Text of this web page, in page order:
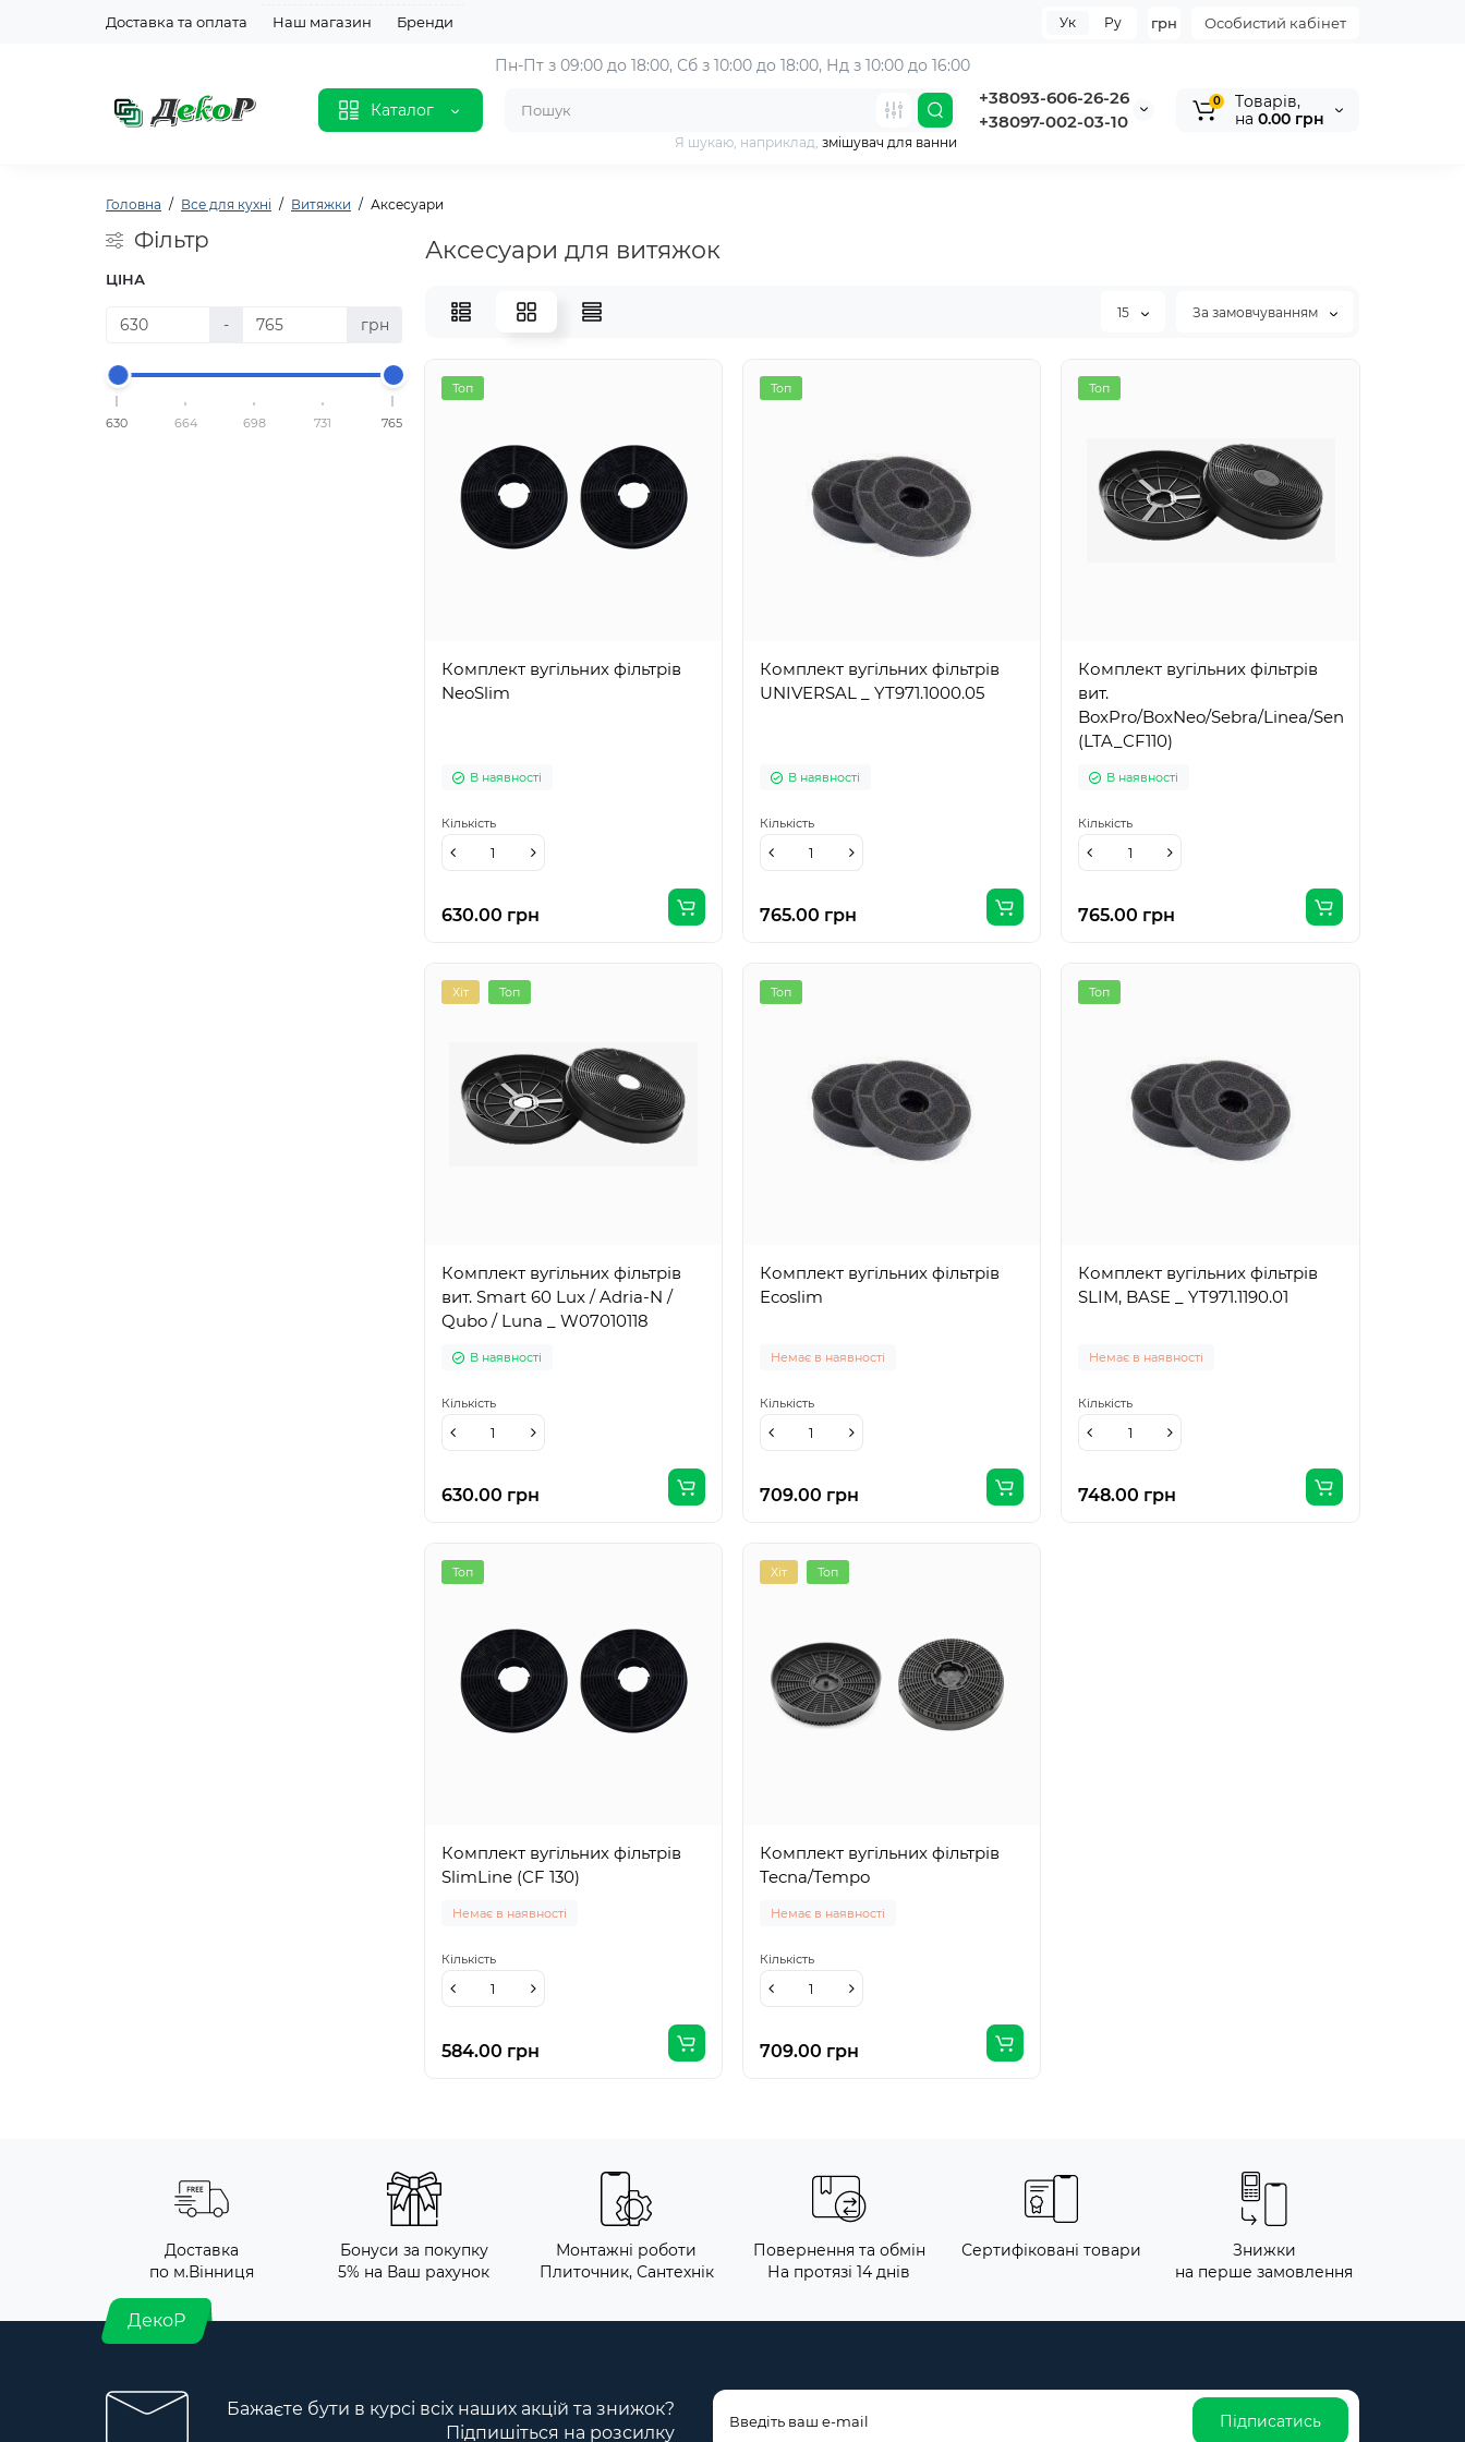
Доставка та оплата Наш магазин Бренди Особистий кабінет
грн
Ук Ру
Каталог
Пн-Пт з 09:00 до 18:00, Сб з 10:00 до 18:00, Нд з 10:00 до 16:00
+38093-606-26-26
+38097-002-03-10
Я шукаю, наприклад, змішувач для ванни
0
Tоварів,
на 0.00 грн
Головна Все для кухні Витяжки Аксесуари
Фільтр
ЦІНА
- грн
630 664 698 731 765
Аксесуари для витяжок
15 За замовчуванням
Топ
Комплект вугільних фільтрів
NeoSlim
В наявності
630.00 грн
Кількість
Топ
Комплект вугільних фільтрів
UNIVERSAL _ YT971.1000.05
В наявності
765.00 грн
Кількість
Топ
Комплект вугільних фільтрів
вит.
BoxPro/BoxNeo/Sebra/Linea/Sensei/Classico
(LTA_CF110)
В наявності
765.00 грн
Кількість
Хіт Топ
Комплект вугільних фільтрів
вит. Smart 60 Lux / Adria-N /
Qubo / Luna _ W07010118
В наявності
630.00 грн
Кількість
Топ
Комплект вугільних фільтрів
Ecoslim
Немає в наявності
709.00 грн
Кількість
Топ
Комплект вугільних фільтрів
SLIM, BASE _ YT971.1190.01
Немає в наявності
748.00 грн
Кількість
Топ
Комплект вугільних фільтрів
SlimLine (CF 130)
Немає в наявності
584.00 грн
Кількість
Хіт Топ
Комплект вугільних фільтрів
Tecna/Tempo
Немає в наявності
709.00 грн
Кількість
Доставка
по м.Вінниця
Бонуси за покупку
5% на Ваш рахунок
Монтажні роботи
Плиточник, Сантехнік
Повернення та обмін
На протязі 14 днів
Сертифіковані товари
Знижки
на перше замовлення
ДекоР
Бажаєте бути в курсі всіх наших акцій та знижок?
Підпишіться на розсилку
Підписатись